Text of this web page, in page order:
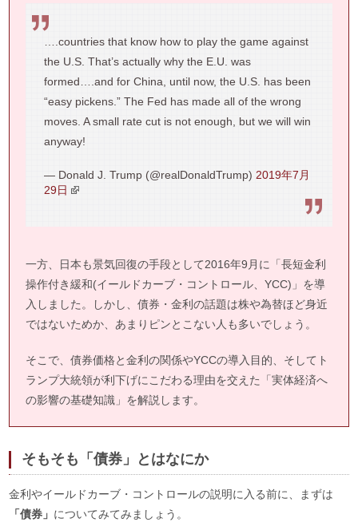
….countries that know how to play the game against
the U.S. That’s actually why the E.U. was
formed….and for China, until now, the U.S. has been
“easy pickens.” The Fed has made all of the wrong
moves. A small rate cut is not enough, but we will win
anyway!
— Donald J. Trump (@realDonaldTrump) 2019年7月
29日
一方、日本も景気回復の手段として2016年9月に「長短金利
操作付き緩和(イールドカーブ・コントロール、YCC)」を導
入しました。しかし、債券・金利の話題は株や為替ほど身近
ではないためか、あまりピンとこない人も多いでしょう。
そこで、債券価格と金利の関係やYCCの導入目的、そしてト
ランプ大統領が利下げにこだわる理由を交えた「実体経済へ
の影響の基礎知識」を解説します。
そもそも「債券」とはなにか
金利やイールドカーブ・コントロールの説明に入る前に、まずは
「債券」 についてみてみましょう。